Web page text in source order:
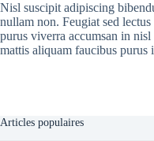
Nisl suscipit adipiscing
nullam non. Feugiat sed
purus viverra accumsan in
mattis aliquam faucibus purus
Articles populaires